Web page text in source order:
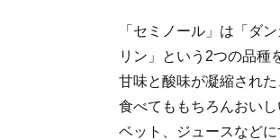
「セミノール」は「ダ
リン」という2つの品種
甘味と酸味が凝縮され
食べてももちろんおい
ベット、ジュースなど